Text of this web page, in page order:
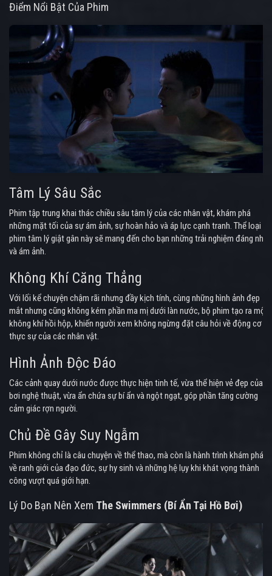
Điểm Nổi Bật Của Phim
Tâm Lý Sâu Sắc
Phim tập trung khai thác chiều sâu tâm lý của các nhân vật, khám phá
những mặt tối của sự ám ảnh, sự hoàn hảo và áp lực cạnh tranh. Thể loại
phim tâm lý giật gân này sẽ mang đến cho bạn những trải nghiệm đáng nhớ
và ám ảnh.
Không Khí Căng Thẳng
Với lối kể chuyện chậm rãi nhưng đầy kịch tính, cùng những hình ảnh đẹp
mắt nhưng cũng không kém phần ma mị dưới làn nước, bộ phim tạo ra một
không khí hồi hộp, khiến người xem không ngừng đặt câu hỏi về động cơ
thực sự của các nhân vật.
Hình Ảnh Độc Đáo
Các cảnh quay dưới nước được thực hiện tinh tế, vừa thể hiện vẻ đẹp của
bơi nghệ thuật, vừa ẩn chứa sự bí ẩn và ngột ngạt, góp phần tăng cường
cảm giác rợn người.
Chủ Đề Gây Suy Ngẫm
Phim không chỉ là câu chuyện về thể thao, mà còn là hành trình khám phá
về ranh giới của đạo đức, sự hy sinh và những hệ lụy khi khát vọng thành
công vượt quá giới hạn.
Lý Do Bạn Nên Xem The Swimmers (Bí Ẩn Tại Hồ Bơi)